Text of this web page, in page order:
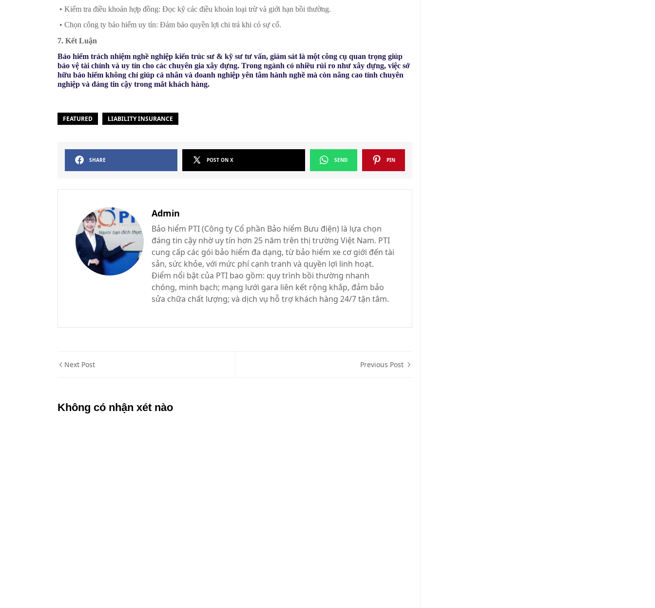
• Kiểm tra điều khoản hợp đồng: Đọc kỹ các điều khoản loại trừ và giới hạn bồi thường.
• Chọn công ty bảo hiểm uy tín: Đảm bảo quyền lợi chi trả khi có sự cố.
7. Kết Luận
Bảo hiểm trách nhiệm nghề nghiệp kiến trúc sư & kỹ sư tư vấn, giám sát là một công cụ quan trọng giúp
bảo vệ tài chính và uy tín cho các chuyên gia xây dựng. Trong ngành có nhiều rủi ro như xây dựng, việc sở
hữu bảo hiểm không chỉ giúp cá nhân và doanh nghiệp yên tâm hành nghề mà còn nâng cao tính chuyên
nghiệp và đáng tin cậy trong mắt khách hàng.
FEATURED LIABILITY INSURANCE
SHARE POST ON X SEND PIN
Admin
Bảo hiểm PTI (Công ty Cổ phần Bảo hiểm Bưu điện) là lựa chọn
đáng tin cậy nhờ uy tín hơn 25 năm trên thị trường Việt Nam. PTI
cung cấp các gói bảo hiểm đa dạng, từ bảo hiểm xe cơ giới đến tài
sản, sức khỏe, với mức phí cạnh tranh và quyền lợi linh hoạt.
Điểm nổi bật của PTI bao gồm: quy trình bồi thường nhanh
chóng, minh bạch; mạng lưới gara liên kết rộng khắp, đảm bảo
sửa chữa chất lượng; và dịch vụ hỗ trợ khách hàng 24/7 tận tâm.
Next Post Previous Post
Không có nhận xét nào